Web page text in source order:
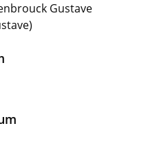
Gustave